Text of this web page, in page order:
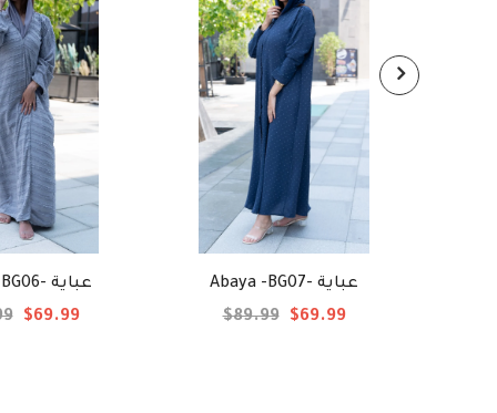
Abaya -BG06- عباية
$69.99
Abaya -BG07- عباية
$89.99 $69.99